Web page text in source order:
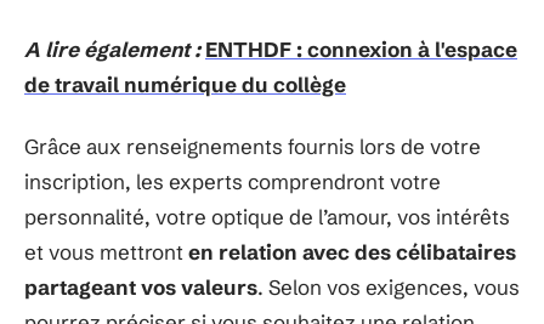
A lire également : ENTHDF : connexion à l'espace
de travail numérique du collège
Grâce aux renseignements fournis lors de votre
inscription, les experts comprendront votre
personnalité, votre optique de l’amour, vos intérêts
et vous mettront en relation avec des célibataires
partageant vos valeurs. Selon vos exigences, vous